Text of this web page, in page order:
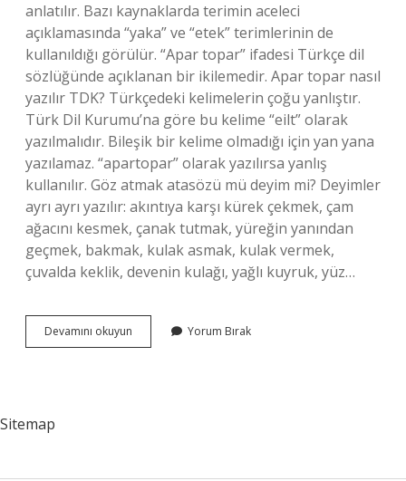
anlatılır. Bazı kaynaklarda terimin aceleci
açıklamasında “yaka” ve “etek” terimlerinin de
kullanıldığı görülür. “Apar topar” ifadesi Türkçe dil
sözlüğünde açıklanan bir ikilemedir. Apar topar nasıl
yazılır TDK? Türkçedeki kelimelerin çoğu yanlıştır.
Türk Dil Kurumu’na göre bu kelime “eilt” olarak
yazılmalıdır. Bileşik bir kelime olmadığı için yan yana
yazılamaz. “apartopar” olarak yazılırsa yanlış
kullanılır. Göz atmak atasözü mü deyim mi? Deyimler
ayrı ayrı yazılır: akıntıya karşı kürek çekmek, çam
ağacını kesmek, çanak tutmak, yüreğin yanından
geçmek, bakmak, kulak asmak, kulak vermek,
çuvalda keklik, devenin kulağı, yağlı kuyruk, yüz…
Devamını okuyun
Topar
Yorum Bırak
Sitemap